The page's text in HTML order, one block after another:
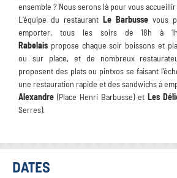
ensemble ? Nous serons là pour vous accueillir
L’équipe du restaurant Le Barbusse vous
emporter, tous les soirs de 18h à
Rabelais propose chaque soir boissons et
ou sur place, et de nombreux
proposent des plats ou pintxos se faisant
une restauration rapide et des sandwichs à
Alexandre (Place Henri Barbusse) et Les
Serres).
DATES